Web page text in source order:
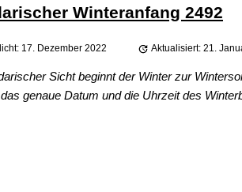
Winteranfang 2492
17. Dezember 2022 Aktualisiert: 21.
Sicht beginnt der Winter zur
genaue Datum und die Uhrzeit des